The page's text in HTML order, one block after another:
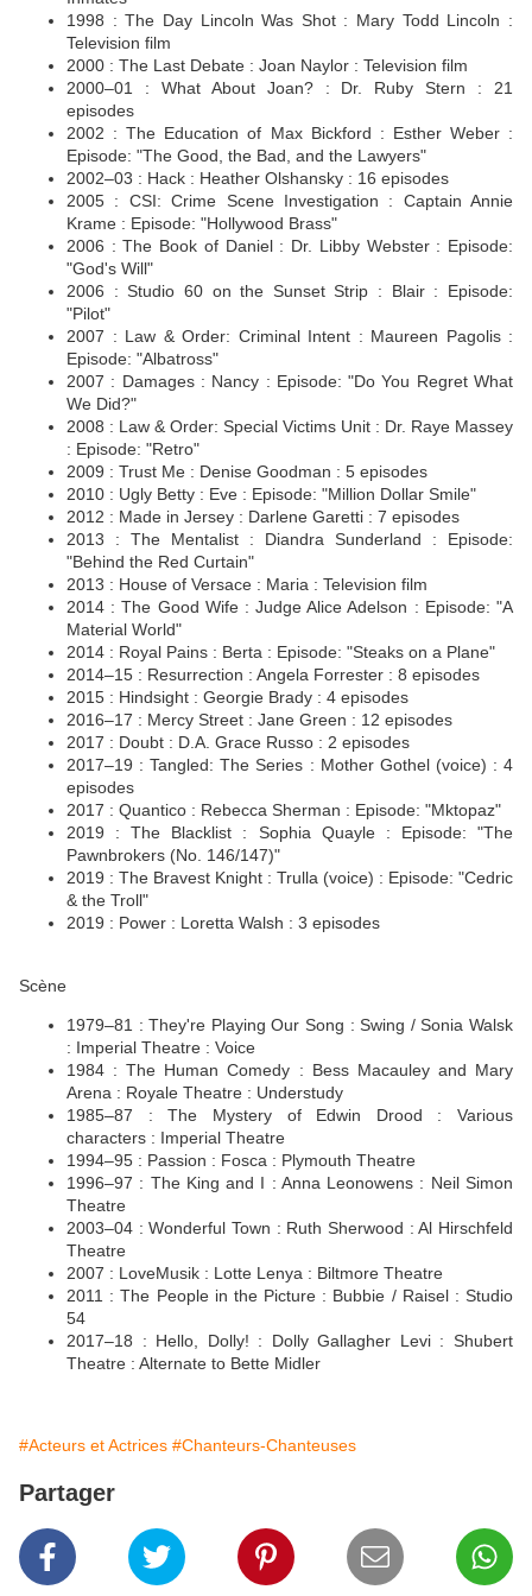
1998 : The Day Lincoln Was Shot : Mary Todd Lincoln :
Television film
2000 : The Last Debate : Joan Naylor : Television film
2000–01 : What About Joan? : Dr. Ruby Stern : 21
episodes
2002 : The Education of Max Bickford : Esther Weber :
Episode: "The Good, the Bad, and the Lawyers"
2002–03 : Hack : Heather Olshansky : 16 episodes
2005 : CSI: Crime Scene Investigation : Captain Annie
Krame : Episode: "Hollywood Brass"
2006 : The Book of Daniel : Dr. Libby Webster : Episode:
"God's Will"
2006 : Studio 60 on the Sunset Strip : Blair : Episode:
"Pilot"
2007 : Law & Order: Criminal Intent : Maureen Pagolis :
Episode: "Albatross"
2007 : Damages : Nancy : Episode: "Do You Regret What
We Did?"
2008 : Law & Order: Special Victims Unit : Dr. Raye Massey
: Episode: "Retro"
2009 : Trust Me : Denise Goodman : 5 episodes
2010 : Ugly Betty : Eve : Episode: "Million Dollar Smile"
2012 : Made in Jersey : Darlene Garetti : 7 episodes
2013 : The Mentalist : Diandra Sunderland : Episode:
"Behind the Red Curtain"
2013 : House of Versace : Maria : Television film
2014 : The Good Wife : Judge Alice Adelson : Episode: "A
Material World"
2014 : Royal Pains : Berta : Episode: "Steaks on a Plane"
2014–15 : Resurrection : Angela Forrester : 8 episodes
2015 : Hindsight : Georgie Brady : 4 episodes
2016–17 : Mercy Street : Jane Green : 12 episodes
2017 : Doubt : D.A. Grace Russo : 2 episodes
2017–19 : Tangled: The Series : Mother Gothel (voice) : 4
episodes
2017 : Quantico : Rebecca Sherman : Episode: "Mktopaz"
2019 : The Blacklist : Sophia Quayle : Episode: "The
Pawnbrokers (No. 146/147)"
2019 : The Bravest Knight : Trulla (voice) : Episode: "Cedric
& the Troll"
2019 : Power : Loretta Walsh : 3 episodes
Scène
1979–81 : They're Playing Our Song : Swing / Sonia Walsk
: Imperial Theatre : Voice
1984 : The Human Comedy : Bess Macauley and Mary
Arena : Royale Theatre : Understudy
1985–87 : The Mystery of Edwin Drood : Various
characters : Imperial Theatre
1994–95 : Passion : Fosca : Plymouth Theatre
1996–97 : The King and I : Anna Leonowens : Neil Simon
Theatre
2003–04 : Wonderful Town : Ruth Sherwood : Al Hirschfeld
Theatre
2007 : LoveMusik : Lotte Lenya : Biltmore Theatre
2011 : The People in the Picture : Bubbie / Raisel : Studio
54
2017–18 : Hello, Dolly! : Dolly Gallagher Levi : Shubert
Theatre : Alternate to Bette Midler
#Acteurs et Actrices #Chanteurs-Chanteuses
Partager